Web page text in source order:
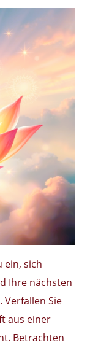
ein, sich
Ihre nächsten
Sie
aus einer
Betrachten